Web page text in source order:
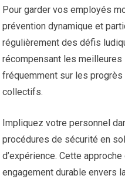
Pour garder vos employés
prévention dynamique et
régulièrement des défis
récompensant les
fréquemment sur les
collectifs.
Impliquez votre personnel
procédures de sécurité en
d’expérience. Cette
engagement durable envers